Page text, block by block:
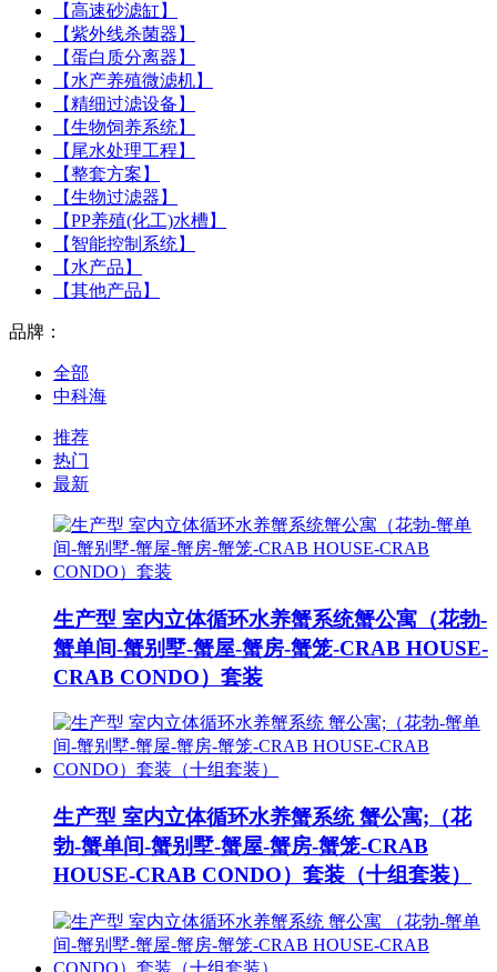
【高速砂滤缸】
【紫外线杀菌器】
【蛋白质分离器】
【水产养殖微滤机】
【精细过滤设备】
【生物饲养系统】
【尾水处理工程】
【整套方案】
【生物过滤器】
【PP养殖(化工)水槽】
【智能控制系统】
【水产品】
【其他产品】
品牌：
全部
中科海
推荐
热门
最新
生产型 室内立体循环水养蟹系统蟹公寓（花勃-
蟹单间-蟹别墅-蟹屋-蟹房-蟹笼-CRAB HOUSE-
CRAB CONDO）套装
生产型 室内立体循环水养蟹系统 蟹公寓;（花
勃-蟹单间-蟹别墅-蟹屋-蟹房-蟹笼-CRAB
HOUSE-CRAB CONDO）套装（十组套装）